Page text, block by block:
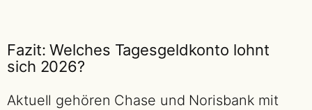
Fazit: Welches Tagesgeldkonto lohnt
sich 2026?
Aktuell gehören Chase und Norisbank mit